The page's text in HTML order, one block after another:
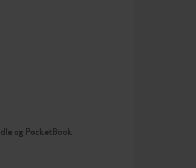
og PocketBook